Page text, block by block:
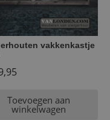
vakkenkastje
Toevoegen aan
winkelwagen